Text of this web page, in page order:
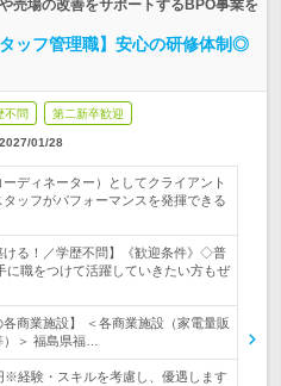
売場の改善をサポートするBPO事業を
ッフ管理職】安心の研修体制◎
不問 第二新卒歓迎
2027/01/28
ディネーター）としてクライアント
ッフがパフォーマンスを発揮できる
ける！／学歴不問】《歓迎条件》◇普
職をつけて活躍していきたい方もぜ
各商業施設】 ＜各商業施設（家電量販
＞ 福島県福…
※経験・スキルを考慮し、優遇します